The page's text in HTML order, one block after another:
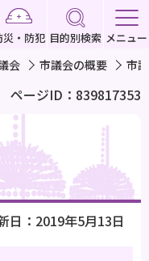
災・防犯 目的別検索 メニュー
会 市議会の概要 市
ページID：839817353
日：2019年5月13日